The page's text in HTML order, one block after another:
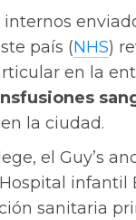
país (NHS)
en la
la ciudad.
el Guy’s
infantil
sanitaria